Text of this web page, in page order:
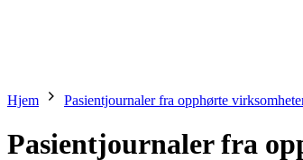
Hjem Pasientjournaler fra opphørte
Pasientjournaler fra